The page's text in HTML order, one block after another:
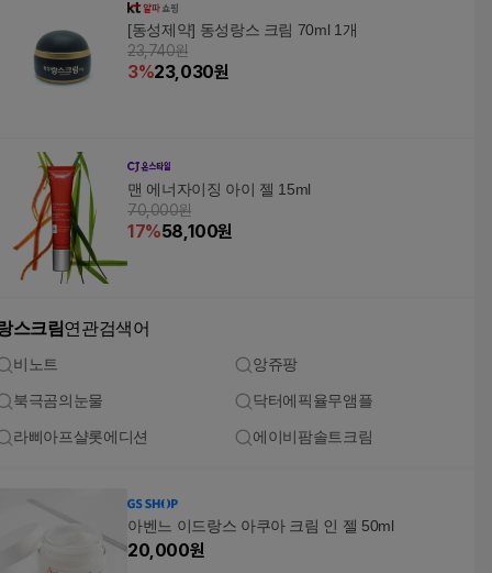
[동성제약] 동성랑스 크림 70ml 1개
23,740원
3%23,030원
맨 에너자이징 아이 젤 15ml
70,000원
17%58,100원
스크림연관검색어
비노트 앙쥬팡
북극곰의눈물 닥터에픽율무앰플
라삐아프샬롯에디션 에이비팜솔트크림
아벤느 이드랑스 아쿠아 크림 인 젤 50ml
20,000원